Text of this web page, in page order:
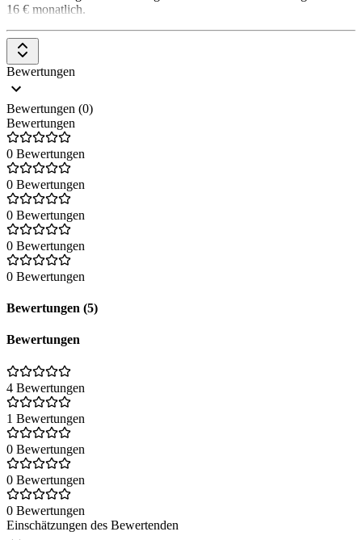
16 € monatlich.
Bewertungen
Bewertungen (0)
Bewertungen
0 Bewertungen
0 Bewertungen
0 Bewertungen
0 Bewertungen
0 Bewertungen
Bewertungen (5)
Bewertungen
4 Bewertungen
1 Bewertungen
0 Bewertungen
0 Bewertungen
0 Bewertungen
Einschätzungen des Bewertenden